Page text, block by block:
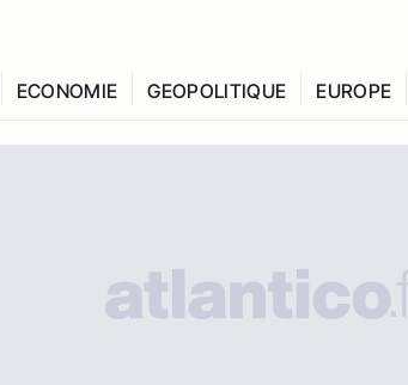
ECONOMIE GEOPOLITIQUE EUROPE